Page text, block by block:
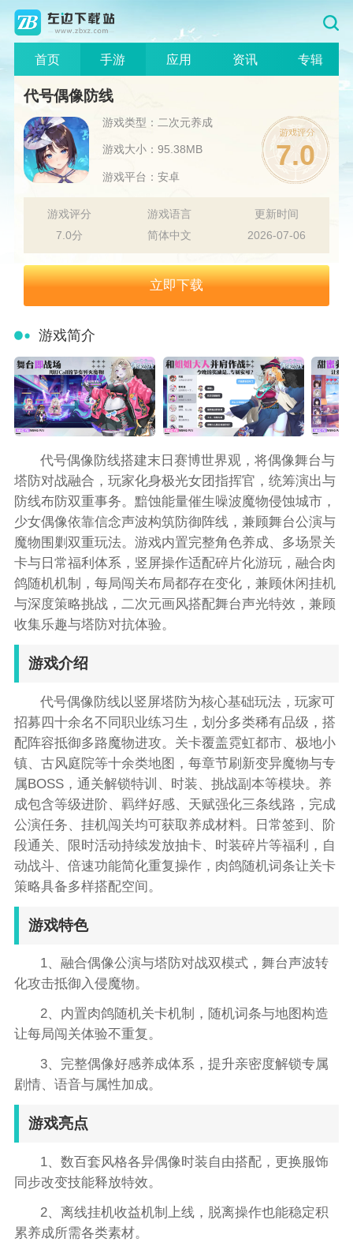
首页 手游 应用 资讯 专辑
代号偶像防线
游戏类型：二次元养成
游戏大小：95.38MB
游戏平台：安卓
7.0
游戏评分
7.0分
游戏语言
简体中文
更新时间
2026-07-06
立即下载
游戏简介
代号偶像防线搭建末日赛博世界观，将偶像舞台与
塔防对战融合，玩家化身极光女团指挥官，统筹演出与
防线布防双重事务。黯蚀能量催生噪波魔物侵蚀城市，
少女偶像依靠信念声波构筑防御阵线，兼顾舞台公演与
魔物围剿双重玩法。游戏内置完整角色养成、多场景关
卡与日常福利体系，竖屏操作适配碎片化游玩，融合肉
鸽随机机制，每局闯关布局都存在变化，兼顾休闲挂机
与深度策略挑战，二次元画风搭配舞台声光特效，兼顾
收集乐趣与塔防对抗体验。
游戏介绍
代号偶像防线以竖屏塔防为核心基础玩法，玩家可
招募四十余名不同职业练习生，划分多类稀有品级，搭
配阵容抵御多路魔物进攻。关卡覆盖霓虹都市、极地小
镇、古风庭院等十余类地图，每章节刷新变异魔物与专
属BOSS，通关解锁特训、时装、挑战副本等模块。养
成包含等级进阶、羁绊好感、天赋强化三条线路，完成
公演任务、挂机闯关均可获取养成材料。日常签到、阶
段通关、限时活动持续发放抽卡、时装碎片等福利，自
动战斗、倍速功能简化重复操作，肉鸽随机词条让关卡
策略具备多样搭配空间。
游戏特色
1、融合偶像公演与塔防对战双模式，舞台声波转
化攻击抵御入侵魔物。
2、内置肉鸽随机关卡机制，随机词条与地图构造
让每局闯关体验不重复。
3、完整偶像好感养成体系，提升亲密度解锁专属
剧情、语音与属性加成。
游戏亮点
1、数百套风格各异偶像时装自由搭配，更换服饰
同步改变技能释放特效。
2、离线挂机收益机制上线，脱离操作也能稳定积
累养成所需各类素材。